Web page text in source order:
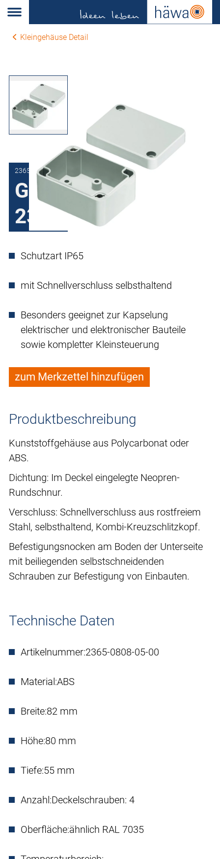
Kleingehäuse Detail
2365-0808-05-00
Gehäuse aus ABS
2365
Schutzart IP65
mit Schnellverschluss selbsthaltend
Besonders geeignet zur Kapselung
elektrischer und elektronischer Bauteile
sowie kompletter Kleinsteuerung
zum Merkzettel hinzufügen
Produktbeschreibung
Kunststoffgehäuse aus Polycarbonat oder
ABS.
Dichtung: Im Deckel eingelegte Neopren-
Rundschnur.
Verschluss: Schnellverschluss aus rostfreiem
Stahl, selbsthaltend, Kombi-Kreuzschlitzkopf.
Befestigungsnocken am Boden der Unterseite
mit beiliegenden selbstschneidenden
Schrauben zur Befestigung von Einbauten.
Technische Daten
Artikelnummer:2365-0808-05-00
Material:ABS
Breite:82 mm
Höhe:80 mm
Tiefe:55 mm
Anzahl:Deckelschrauben: 4
Oberfläche:ähnlich RAL 7035